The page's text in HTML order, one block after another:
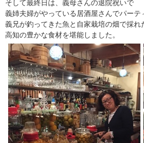
そして最終日は、義母さんの退院祝いで
義姉夫婦がやっている居酒屋さんでパーテ
義兄が釣ってきた魚と自家栽培の畑で採れ
高知の豊かな食材を堪能しました。